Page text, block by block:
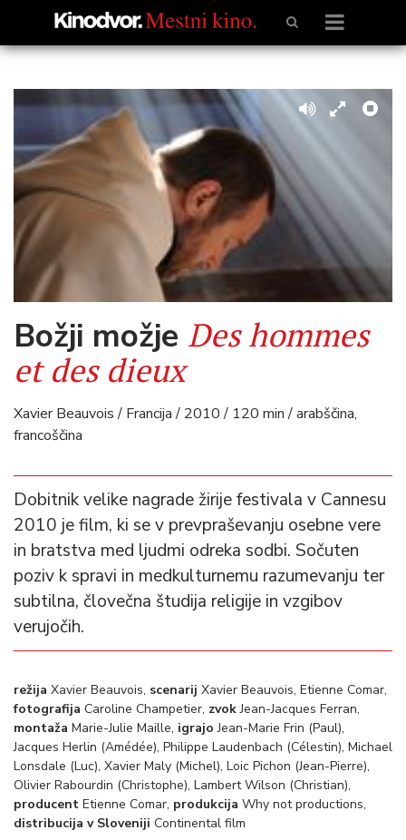
Božji možje Des hommes
et des dieux
Xavier Beauvois / Francija / 2010 / 120 min / arabščina,
francoščina
Dobitnik velike nagrade žirije festivala v Cannesu
2010 je film, ki se v prevpraševanju osebne vere
in bratstva med ljudmi odreka sodbi. Sočuten
poziv k spravi in medkulturnemu razumevanju ter
subtilna, človečna študija religije in vzgibov
verujočih.
režija Xavier Beauvois, scenarij Xavier Beauvois, Etienne Comar,
fotografija Caroline Champetier, zvokJean-Jacques Ferran,
montaža Marie-Julie Maille, igrajo Jean-Marie Frin (Paul),
Jacques Herlin (Amédée), Philippe Laudenbach (Célestin), Michael
Lonsdale (Luc), Xavier Maly (Michel), Loic Pichon (Jean-Pierre),
Olivier Rabourdin (Christophe), Lambert Wilson (Christian),
producent Etienne Comar, produkcija Why not productions,
distribucija v Sloveniji Continental film